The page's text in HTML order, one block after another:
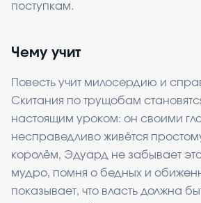
поступкам.
Чему учит
Повесть учит милосердию и
Скитания по трущобам
настоящим уроком: он своими
несправедливо живётся
королём, Эдуард не забывает
мудро, помня о бедных и
показывает, что власть должна